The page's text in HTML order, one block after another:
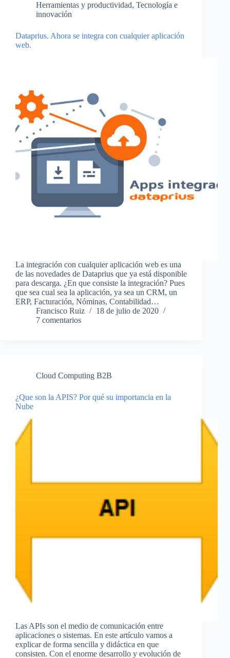
Herramientas y productividad, Tecnología e
innovación
Dataprius. Ahora se integra con cualquier aplicación
web.
La integración con cualquier aplicación web es una
de las novedades de Dataprius que ya está disponible
para descarga. ¿En que consiste la integración? Pues
que sea cual sea la aplicación, ya sea un CRM, un
ERP, Facturación, Nóminas, Contabilidad…
Francisco Ruiz
18 de julio de 2020
7 comentarios
Cloud Computing B2B
¿Que son la APIS? Por qué su importancia en la
Nube
Las APIs son el medio de comunicación entre
aplicaciones o sistemas. En este artículo vamos a
explicar de forma sencilla y didáctica en que
consisten. Con el enorme desarrollo y evolución de